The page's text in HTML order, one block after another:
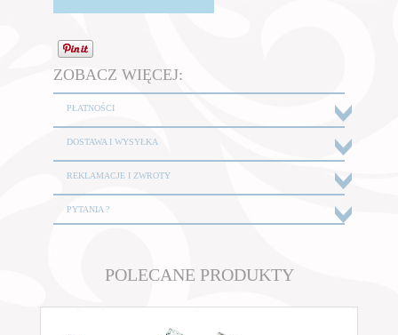
ZOBACZ WIĘCEJ:
PŁATNOŚCI
DOSTAWA I WYSYŁKA
REKLAMACJE I ZWROTY
PYTANIA ?
POLECANE PRODUKTY